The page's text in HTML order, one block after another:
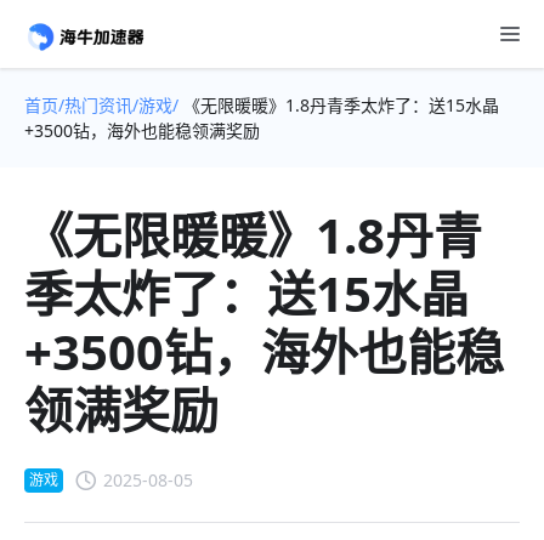
首页/热门资讯/游戏/ 《无限暖暖》1.8丹青季太炸了：送15水晶
+3500钻，海外也能稳领满奖励
《无限暖暖》1.8丹青
季太炸了：送15水晶
+3500钻，海外也能稳
领满奖励
游戏 2025-08-05